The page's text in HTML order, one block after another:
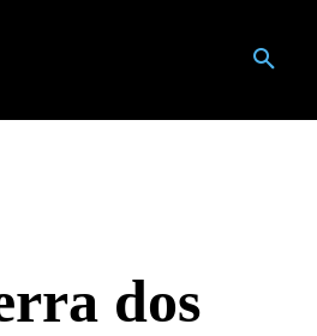
dos